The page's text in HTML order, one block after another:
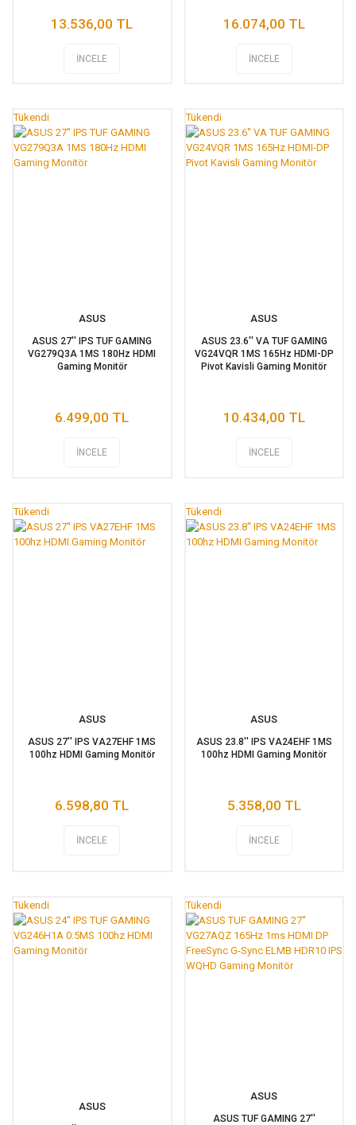
13.536,00 TL
İNCELE
16.074,00 TL
İNCELE
Tükendi
ASUS
ASUS 27'' IPS TUF GAMING
VG279Q3A 1MS 180Hz HDMI
Gaming Monitör
6.499,00 TL
İNCELE
Tükendi
ASUS
ASUS 23.6'' VA TUF GAMING
VG24VQR 1MS 165Hz HDMI-DP
Pivot Kavisli Gaming Monitör
10.434,00 TL
İNCELE
Tükendi
ASUS
ASUS 27'' IPS VA27EHF 1MS
100hz HDMI Gaming Monitör
6.598,80 TL
İNCELE
Tükendi
ASUS
ASUS 23.8'' IPS VA24EHF 1MS
100hz HDMI Gaming Monitör
5.358,00 TL
İNCELE
Tükendi
ASUS
Tükendi
ASUS
ASUS TUF GAMING 27''